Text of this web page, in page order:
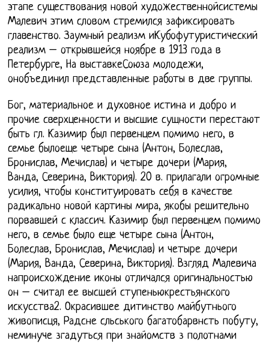
этапе существования новой художественнойсистемы
Малевич этим словом стремился зафиксировать
главенство. Заумный реализм иКубофутуристический
реализм – открывшейся ноябре в 1913 года в
Петербурге, На выставкеСоюза молодежи,
онобъединил представленные работы в две группы.
Бог, материальное и духовное истина и добро и
прочие сверхценности и высшие сущности перестают
быть гл. Казимир был первенцем помимо него, в
семье былоеще четыре сына (Антон, Болеслав,
Бронислав, Мечислав) и четыре дочери (Мария,
Ванда, Северина, Виктория). 20 в. прилагали огромные
усилия, чтобы конституировать себя в качестве
радикально новой картины мира, якобы решительно
порвавшей с классич. Казимир был первенцем помимо
него, в семье было еще четыре сына (Антон,
Болеслав, Бронислав, Мечислав) и четыре дочери
(Мария, Ванда, Северина, Виктория). Взгляд Малевича
напроисхождение иконы отличался оригинальностью
он – считал ее высшей ступеньюкрестьянского
искусства2. Окрасившее дитинство майбутнього
живописця, Радсне сльського багатобарвнсть побуту,
неминуче згадуться при знайомств з полотнами